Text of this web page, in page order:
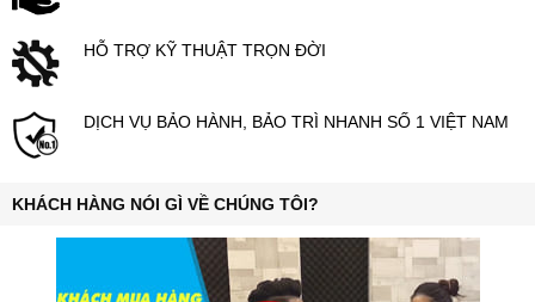
HỖ TRỢ KỸ THUẬT TRỌN ĐỜI
DỊCH VỤ BẢO HÀNH, BẢO TRÌ NHANH SỐ 1 VIỆT NAM
KHÁCH HÀNG NÓI GÌ VỀ CHÚNG TÔI?